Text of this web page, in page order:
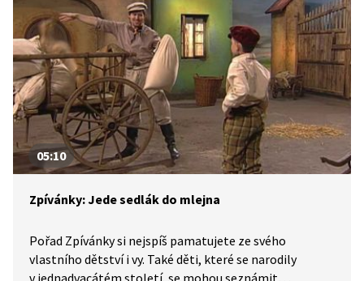
05:10
Zpívánky: Jede sedlák do mlejna
Pořad Zpívánky si nejspíš pamatujete ze svého
vlastního dětství i vy. Také děti, které se narodily
v jednadvacátém století, se mohou seznámit